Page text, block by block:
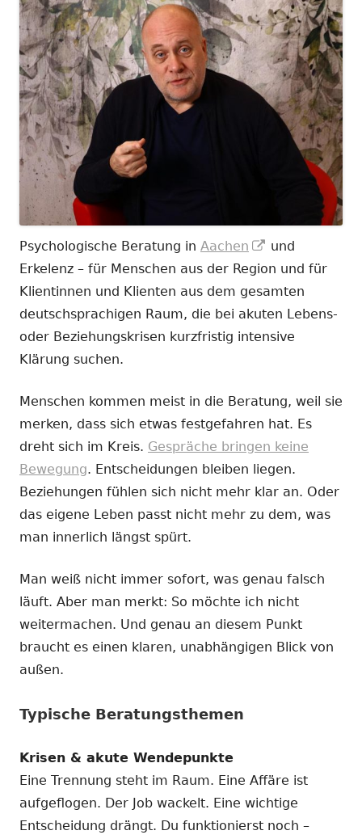
Psychologische Beratung in Aachen
In
neuem
Fenster
öffnen
und
Erkelenz – für Menschen aus der Region und für
Klientinnen und Klienten aus dem gesamten
deutschsprachigen Raum, die bei akuten Lebens-
oder Beziehungskrisen kurzfristig intensive
Klärung suchen.
Menschen kommen meist in die Beratung, weil sie
merken, dass sich etwas festgefahren hat. Es
dreht sich im Kreis. Gespräche bringen keine
Bewegung. Entscheidungen bleiben liegen.
Beziehungen fühlen sich nicht mehr klar an. Oder
das eigene Leben passt nicht mehr zu dem, was
man innerlich längst spürt.
Man weiß nicht immer sofort, was genau falsch
läuft. Aber man merkt: So möchte ich nicht
weitermachen. Und genau an diesem Punkt
braucht es einen klaren, unabhängigen Blick von
außen.
Typische Beratungsthemen
Krisen & akute Wendepunkte
Eine Trennung steht im Raum. Eine Affäre ist
aufgeflogen. Der Job wackelt. Eine wichtige
Entscheidung drängt. Du funktionierst noch –